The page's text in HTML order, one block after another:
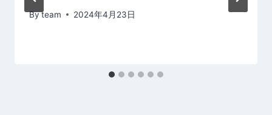
Byteam 2024年4月23日